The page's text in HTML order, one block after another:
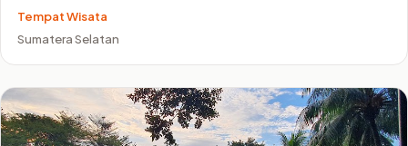
Tempat Wisata
Sumatera Selatan